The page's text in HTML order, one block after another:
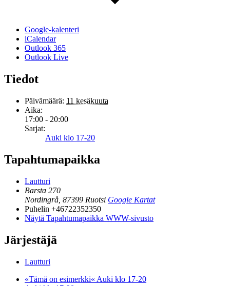
Google-kalenteri
iCalendar
Outlook 365
Outlook Live
Tiedot
Päivämäärä: 11 kesäkuuta
Aika:
17:00 - 20:00
Sarjat:
Auki klo 17-20
Tapahtumapaikka
Lautturi
Barsta 270
Nordingrå 87399 Ruotsi Google Kartat
Puhelin +46722352350
Näytä Tapahtumapaikka WWW-sivusto
Järjestäjä
Lautturi
«Tämä on esimerkki« Auki klo 17-20